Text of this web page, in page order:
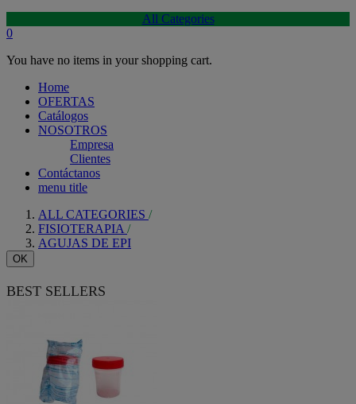
All Categories
0
You have no items in your shopping cart.
Home
OFERTAS
Catálogos
NOSOTROS
Empresa
Clientes
Contáctanos
menu title
ALL CATEGORIES
FISIOTERAPIA
AGUJAS DE EPI
OK
BEST SELLERS